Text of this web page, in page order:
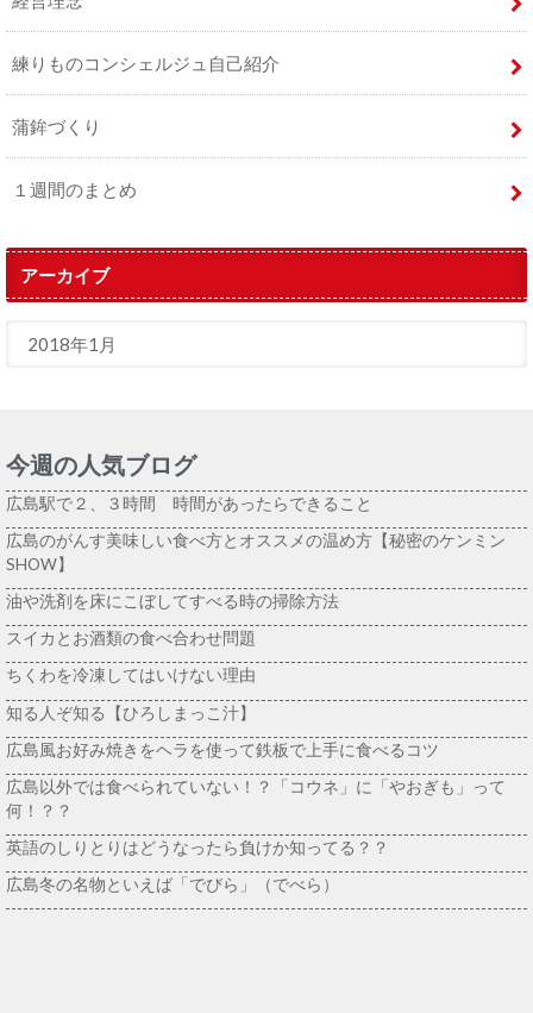
練りものコンシェルジュ自己紹介
蒲鉾づくり
１週間のまとめ
アーカイブ
今週の人気ブログ
広島駅で２、３時間 時間があったらできること
広島のがんす美味しい食べ方とオススメの温め方【秘密のケンミン
SHOW】
油や洗剤を床にこぼしてすべる時の掃除方法
スイカとお酒類の食べ合わせ問題
ちくわを冷凍してはいけない理由
知る人ぞ知る【ひろしまっこ汁】
広島風お好み焼きをヘラを使って鉄板で上手に食べるコツ
広島以外では食べられていない！？「コウネ」に「やおぎも」って
何！？？
英語のしりとりはどうなったら負けか知ってる？？
広島冬の名物といえば「でびら」（でべら）